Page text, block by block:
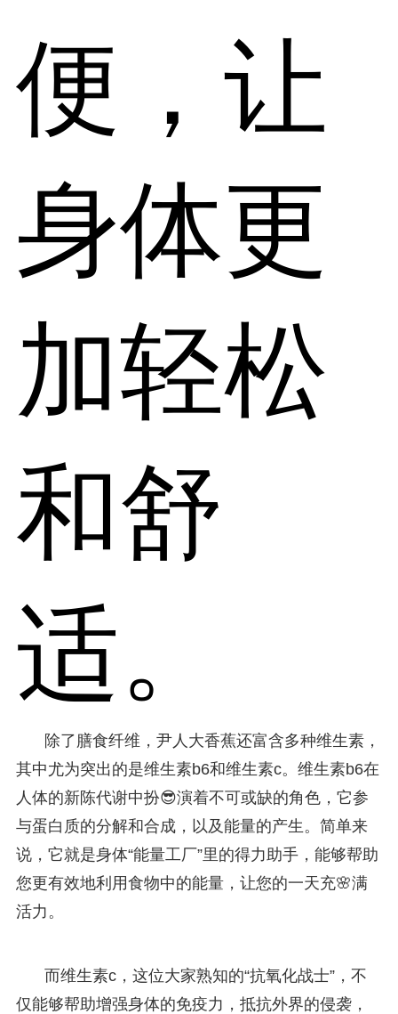
便，让
身体更
加轻松
和舒
适。
除了膳食纤维，尹人大香蕉还富含多种维生素，
其中尤为突出的是维生素b6和维生素c。维生素b6在
人体的新陈代谢中扮😎演着不可或缺的角色，它参
与蛋白质的分解和合成，以及能量的产生。简单来
说，它就是身体“能量工厂”里的得力助手，能够帮助
您更有效地利用食物中的能量，让您的一天充🌸满
活力。
而维生素c，这位大家熟知的“抗氧化战士”，不
仅能够帮助增强身体的免疫力，抵抗外界的侵袭，